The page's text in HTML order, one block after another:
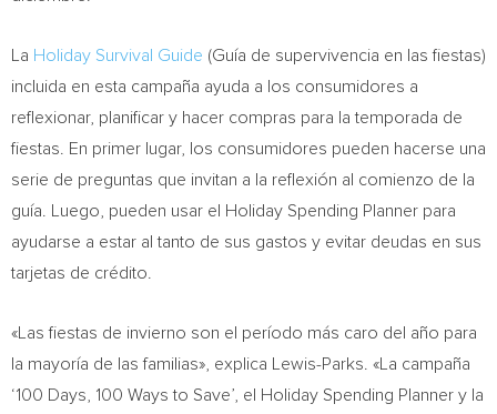
La Holiday Survival Guide (Guía de supervivencia en las fiestas)
incluida en esta campaña ayuda a los consumidores a
reflexionar, planificar y hacer compras para la temporada de
fiestas. En primer lugar, los consumidores pueden hacerse una
serie de preguntas que invitan a la reflexión al comienzo de la
guía. Luego, pueden usar el Holiday Spending Planner para
ayudarse a estar al tanto de sus gastos y evitar deudas en sus
tarjetas de crédito.
«Las fiestas de invierno son el período más caro del año para
la mayoría de las familias», explica Lewis-Parks. «La campaña
‘100 Days, 100 Ways to Save’, el Holiday Spending Planner y la